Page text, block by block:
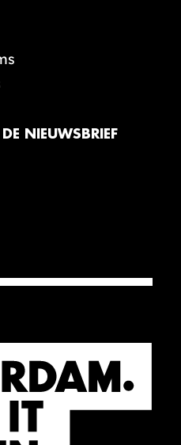
NIEUWSBRIEF